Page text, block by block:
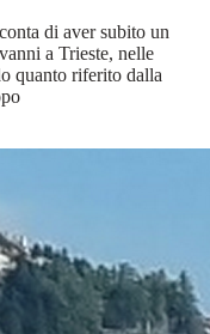
di aver subito un
a Trieste, nelle
quanto riferito dalla